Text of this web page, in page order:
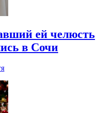
ей челюсть
в Сочи